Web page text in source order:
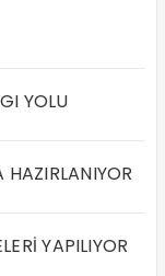
YOLU
HAZIRLANIYOR
YAPILIYOR